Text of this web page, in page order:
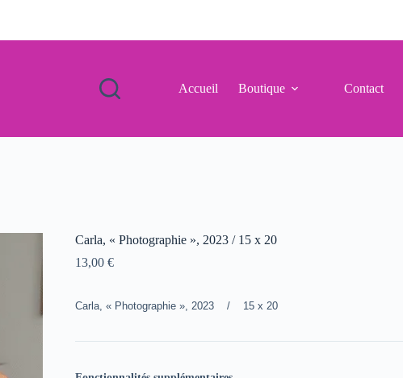
Accueil Boutique Contact
Carla, « Photographie », 2023 / 15 x 20
13,00 €
Carla, « Photographie », 2023 / 15 x 20